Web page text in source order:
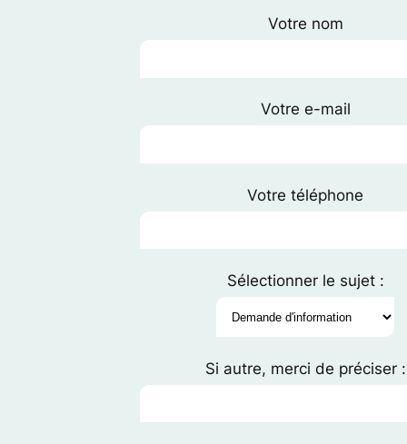
Votre nom
Votre e-mail
Votre téléphone
Sélectionner le sujet :
Si autre, merci de préciser :